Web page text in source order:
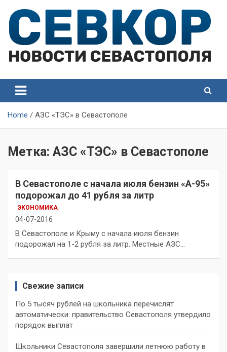
content
Севастополя
Севастополя
Home АЗС «ТЭС» в Севастополе
Метка: АЗС «ТЭС» в Севастополе
В Севастополе с начала июля бензин «А-95»
подорожал до 41 рубля за литр
ЭКОНОМИКА
04-07-2016
В Севастополе и Крыму с начала июля бензин
подорожал на 1-2 рубля за литр. Местные АЗС…
Свежие записи
По 5 тысяч рублей на школьника перечислят
автоматически: правительство Севастополя утвердило
порядок выплат
Школьники Севастополя завершили летнюю работу в